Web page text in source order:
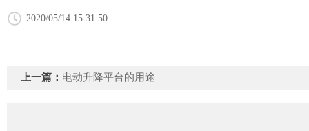
2020/05/14 15:31:50
上一篇： 电动升降平台的用途